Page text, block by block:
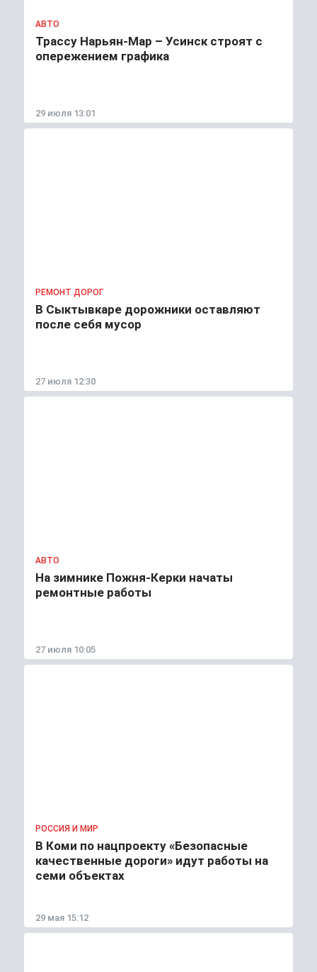
АВТО
Трассу Нарьян-Мар – Усинск строят с
опережением графика
29 июля 13:01
РЕМОНТ ДОРОГ
В Сыктывкаре дорожники оставляют
после себя мусор
27 июля 12:30
АВТО
На зимнике Пожня-Керки начаты
ремонтные работы
27 июля 10:05
РОССИЯ И МИР
В Коми по нацпроекту «Безопасные
качественные дороги» идут работы на
семи объектах
29 мая 15:12